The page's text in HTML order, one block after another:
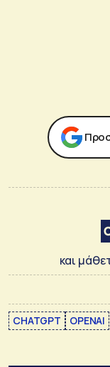
και
CHATGPT OPENAI